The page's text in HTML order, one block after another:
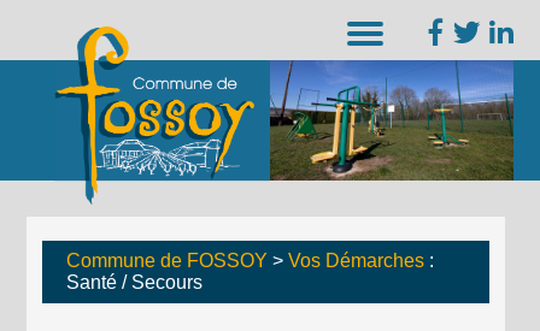
Commune de FOSSOY > Vos Démarches:
Santé / Secours